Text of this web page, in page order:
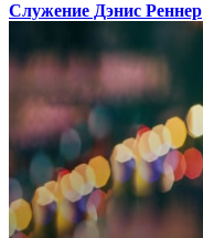
Служение Дэнис Реннер